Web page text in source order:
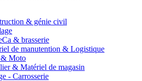
& génie civil
& brasserie
de manutention & Logistique
& Moto
& Matériel de magasin
- Carrosserie